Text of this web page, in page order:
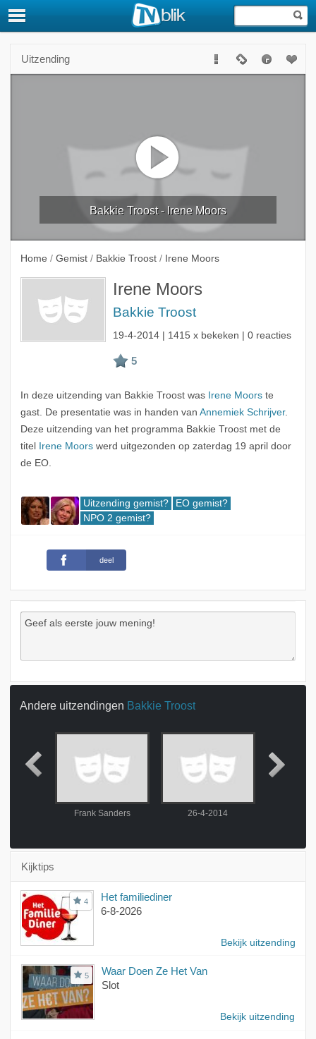
Uitzending
Bakkie Troost - Irene Moors
Home / Gemist / Bakkie Troost / Irene Moors
Irene Moors
Bakkie Troost
19-4-2014| 1415 x bekeken | 0 reacties
In deze uitzending van Bakkie Troost was Irene Moorste
gast. De presentatie was in handen van Annemiek Schrijver.
Deze uitzending van het programma Bakkie Troost met de
titel
Irene Moorswerd uitgezonden op zaterdag 19 april door
de EO.
Uitzending gemist?
EO gemist?
NPO 2 gemist?
deel
Andere uitzendingen Bakkie Troost
Frank Sanders 26-4-2014
Kijktips
4
Het familiediner
6-8-2026
Bekijk uitzending
5
Waar Doen Ze Het Van
Slot
Bekijk uitzending